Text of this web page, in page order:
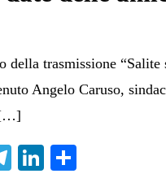
della trasmissione
Angelo Caruso,
[…]
Te
Li